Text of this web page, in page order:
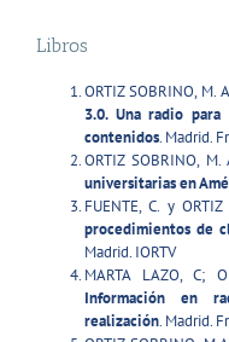
Libros
ORTIZ SOBRINO, M.
3.0. Una radio
contenidos. Madrid.
ORTIZ SOBRINO,
universitarias en
FUENTE, C. y
procedimientos de
Madrid. IORTV
MARTA LAZO, C;
Información en
realización. Madrid.